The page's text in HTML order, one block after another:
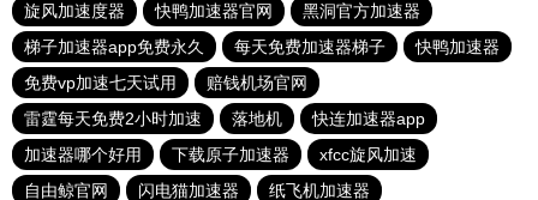
旋风加速度器
快鸭加速器官网
黑洞官方加速器
梯子加速器app免费永久
每天免费加速器梯子
快鸭加速器
免费vp加速七天试用
赔钱机场官网
雷霆每天免费2小时加速
落地机
快连加速器app
加速器哪个好用
下载原子加速器
xfcc旋风加速
自由鲸官网
闪电猫加速器 纸飞机加速器